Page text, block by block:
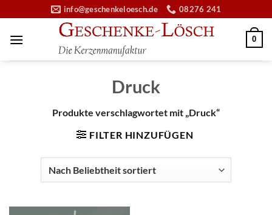
Inhalt
springen
info@geschenkeloesch.de 08276 241
0
Druck
Produkte verschlagwortet mit „Druck“
FILTER HINZUFÜGEN